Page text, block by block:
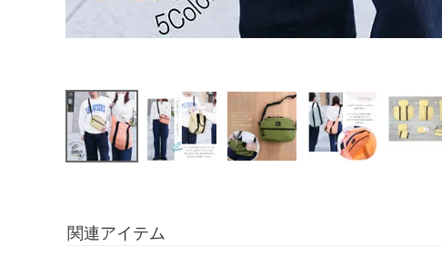
関連アイテム